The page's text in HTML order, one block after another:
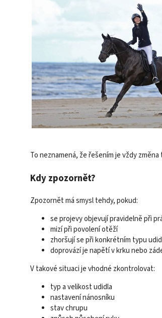
To neznamená, že řešením je vždy
Kdy zpozornět?
Zpozornět má smysl tehdy, pokud:
se projevy objevují pravidelně při
mizí při povolení otěží
zhoršují se při konkrétním typu
doprovází je napětí v krku nebo
V takové situaci je vhodné zkontrolovat:
typ a velikost udidla
nastavení nánosníku
stav chrupu